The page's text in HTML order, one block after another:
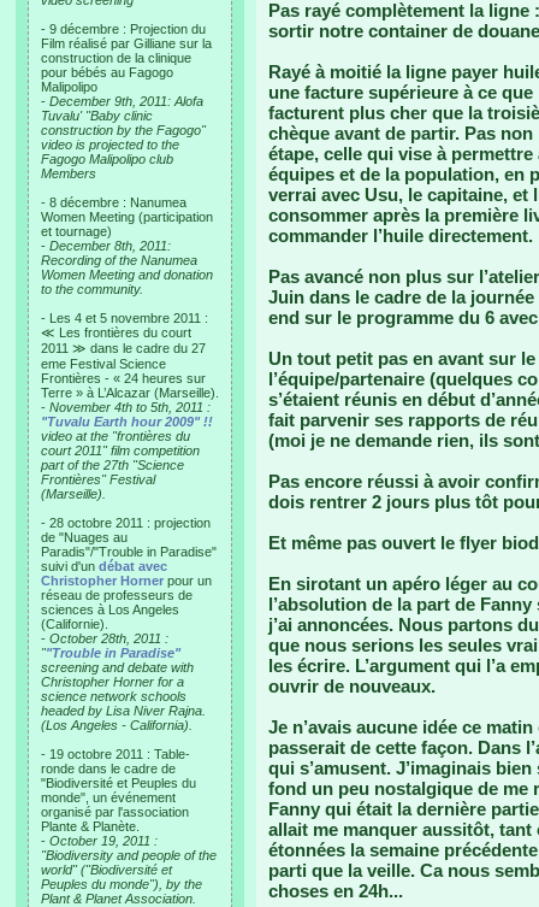
- 9 décembre : Projection du
Film réalisé par Gilliane sur la
construction de la clinique
pour bébés au Fagogo
Malipolipo
- December 9th, 2011: Alofa
Tuvalu' "Baby clinic
construction by the Fagogo"
video is projected to the
Fagogo Malipolipo club
Members
- 8 décembre : Nanumea
Women Meeting (participation
et tournage)
- December 8th, 2011:
Recording of the Nanumea
Women Meeting and donation
to the community.
- Les 4 et 5 novembre 2011 :
≪ Les frontières du court
2011 ≫ dans le cadre du 27
eme Festival Science
Frontières - « 24 heures sur
Terre » à L’Alcazar (Marseille).
- November 4th to 5th, 2011 :
"Tuvalu Earth hour 2009" !!
video at the "frontières du
court 2011" film competition
part of the 27th "Science
Frontières" Festival
(Marseille).
- 28 octobre 2011 : projection
de "Nuages au
Paradis"/"Trouble in Paradise"
suivi d'un débat avec
Christopher Horner pour un
réseau de professeurs de
sciences à Los Angeles
(Californie).
- October 28th, 2011 :
""Trouble in Paradise"
screening and debate with
Christopher Horner for a
science network schools
headed by Lisa Niver Rajna.
(Los Angeles - California).
- 19 octobre 2011 : Table-
ronde dans le cadre de
"Biodiversité et Peuples du
monde", un événement
organisé par l'association
Plante & Planète.
- October 19, 2011 :
"Biodiversity and people of the
world" ("Biodiversité et
Peuples du monde"), by the
Plant & Planet Association.
Pas rayé complètement la
sortir notre container de
Rayé à moitié la ligne payer
une facture supérieure à ce
facturent plus cher que la
chèque avant de partir. Pas
étape, celle qui vise à
équipes et de la population, en
verrai avec Usu, le capitaine, et
consommer après la première
commander l’huile
Pas avancé non plus sur
Juin dans le cadre de la
end sur le programme du 6
Un tout petit pas en avant sur
l’équipe/partenaire (quelques
s’étaient réunis en début
fait parvenir ses rapports de
(moi je ne demande rien, ils
Pas encore réussi à avoir
dois rentrer 2 jours plus tôt
Et même pas ouvert le flyer
En sirotant un apéro léger au
l’absolution de la part de
j’ai annoncées. Nous partons
que nous serions les seules
les écrire. L’argument qui l’a
ouvrir de nouveaux.
Je n’avais aucune idée ce
passerait de cette façon. Dans
qui s’amusent. J’imaginais
fond un peu nostalgique de me
Fanny qui était la dernière
allait me manquer aussitôt,
étonnées la semaine
parti que la veille. Ca nous
choses en 24h...